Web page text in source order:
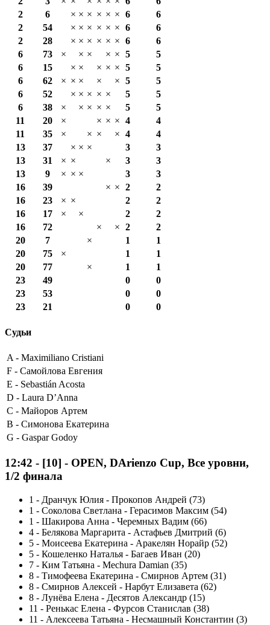
2
6 × × × × × × 6
6
2
54 × × × × × × 6
6
2
28 × × × × × × 6
6
6
73 × × × × × 5
5
6
15 × × × × × 5
5
6
62 × × × × × 5
5
6
52 × × × × × 5
5
6
38 × × × × × 5
5
11
20 × × × × 4
4
11
35 × × × × 4
4
13
37 × × × 3
3
13
31 × × × 3
3
13
9 × × × 3
3
16
39 × × 2
2
16
23 × × 2
2
16
17 × × 2
2
16
72 × × 2
2
20
7 × 1
1
20
75 × 1
1
20
77 × 1
1
23
49 0
0
23
53 0
0
23
21 0 0
Судьи
A - Maximiliano Cristiani
F - Самойлова Евгения
E - Sebastián Acosta
D - Laura D’Anna
C - Майоров Артем
B - Симонова Екатерина
G - Gaspar Godoy
12:42 - [10] - OPEN, DArienzo Cup, Все уровни,
1/2 финала
1 - Дранчук Юлия - Прокопов Андрей (73)
1 - Соколова Светлана - Герасимов Максим (54)
1 - Шакирова Анна - Черемных Вадим (66)
4 - Белякова Маргарита - Астафьев Дмитрий (6)
5 - Моисеева Екатерина - Аракелян Норайр (52)
5 - Кошеленко Наталья - Багаев Иван (20)
7 - Ким Татьяна - Mechura Damian (35)
8 - Тимофеева Екатерина - Смирнов Артем (31)
8 - Смирнов Алексей - Нарбут Елизавета (62)
8 - Лунёва Елена - Десятов Александр (15)
11 - Ренькас Елена - Фурсов Станислав (38)
11 - Алексеева Татьяна - Несмашный Константин (3)